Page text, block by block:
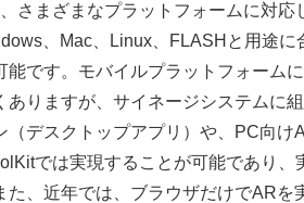
さまざまなプラットフォームに対応
、Mac、Linux、FLASHと用途に
能です。モバイルプラットフォーム
ありますが、サイネージシステムに
（デスクトップアプリ）や、PC向け
では実現することが可能であり、
た、近年では、ブラウザだけでARを